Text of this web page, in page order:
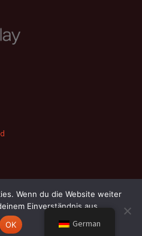
von WordPress German
Wenn du die Website weiter
Einverständnis aus.
OK